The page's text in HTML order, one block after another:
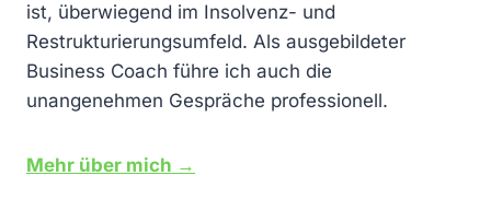
ist, überwiegend im Insolvenz- und
Restrukturierungsumfeld. Als ausgebildeter
Business Coach führe ich auch die
unangenehmen Gespräche professionell.
Mehr über mich →